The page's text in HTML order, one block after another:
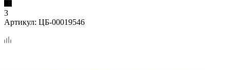
3
Артикул: ЦБ-00019546